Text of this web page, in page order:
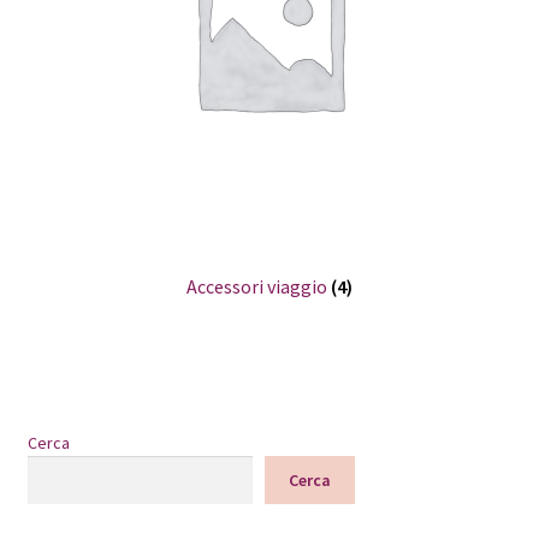
Accessori viaggio (4)
Cerca
Cerca